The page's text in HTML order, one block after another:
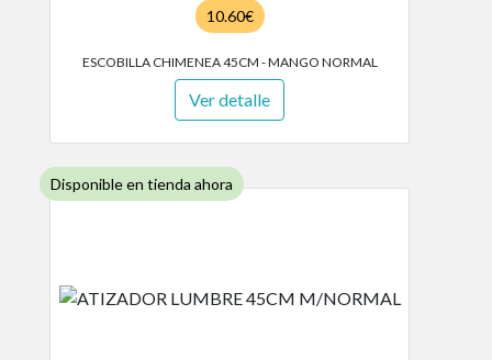
10.60€
ESCOBILLA CHIMENEA 45CM - MANGO NORMAL
Ver detalle
Disponible en tienda ahora